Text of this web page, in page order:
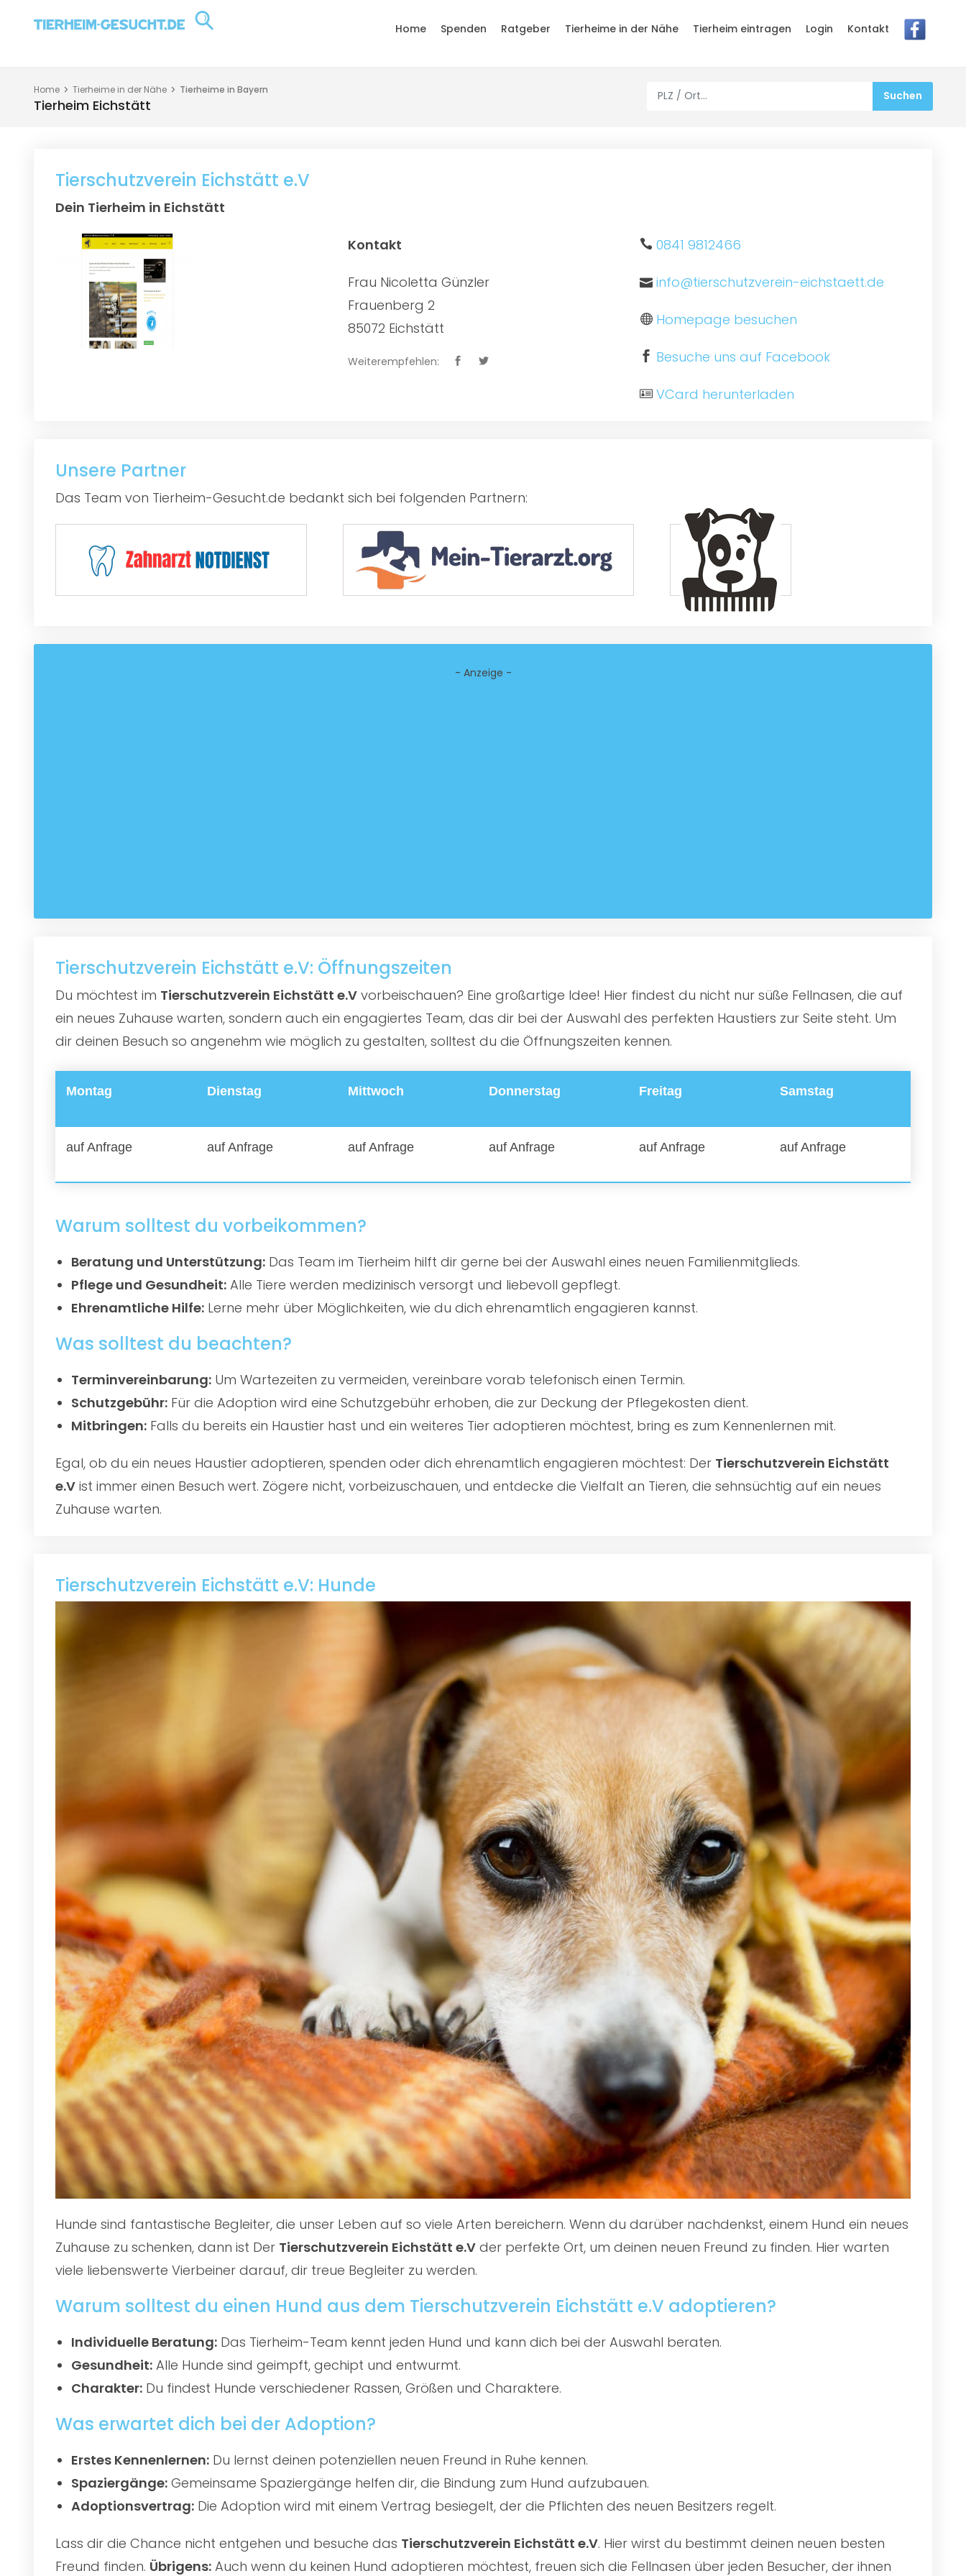
Home Spenden Ratgeber Tierheime in der Nähe Tierheim eintragen Login Kontakt
Home Tierheime in der Nähe Tierheime in Bayern
Tierheim Eichstätt
Tierschutzverein Eichstätt e.V
Dein Tierheim in Eichstätt
Kontakt
Frau Nicoletta Günzler
Frauenberg 2
85072 Eichstätt
Weiterempfehlen:
0841 9812466
info@tierschutzverein-eichstaett.de
Homepage besuchen
Besuche uns auf Facebook
VCard herunterladen
Unsere Partner
Das Team von Tierheim-Gesucht.de bedankt sich bei folgenden Partnern:
- Anzeige -
Tierschutzverein Eichstätt e.V: Öffnungszeiten
Du möchtest im Tierschutzverein Eichstätt e.V vorbeischauen? Eine großartige Idee! Hier findest du nicht nur süße Fellnasen, die auf
ein neues Zuhause warten, sondern auch ein engagiertes Team, das dir bei der Auswahl des perfekten Haustiers zur Seite steht. Um
dir deinen Besuch so angenehm wie möglich zu gestalten, solltest du die Öffnungszeiten kennen.
Montag Dienstag Mittwoch Donnerstag Freitag Samstag
auf Anfrage auf Anfrage auf Anfrage auf Anfrage auf Anfrage auf Anfrage
Warum solltest du vorbeikommen?
Beratung und Unterstützung: Das Team im Tierheim hilft dir gerne bei der Auswahl eines neuen Familienmitglieds.
Pflege und Gesundheit: Alle Tiere werden medizinisch versorgt und liebevoll gepflegt.
Ehrenamtliche Hilfe: Lerne mehr über Möglichkeiten, wie du dich ehrenamtlich engagieren kannst.
Was solltest du beachten?
Terminvereinbarung: Um Wartezeiten zu vermeiden, vereinbare vorab telefonisch einen Termin.
Schutzgebühr: Für die Adoption wird eine Schutzgebühr erhoben, die zur Deckung der Pflegekosten dient.
Mitbringen: Falls du bereits ein Haustier hast und ein weiteres Tier adoptieren möchtest, bring es zum Kennenlernen mit.
Egal, ob du ein neues Haustier adoptieren, spenden oder dich ehrenamtlich engagieren möchtest: Der Tierschutzverein Eichstätt
e.V ist immer einen Besuch wert. Zögere nicht, vorbeizuschauen, und entdecke die Vielfalt an Tieren, die sehnsüchtig auf ein neues
Zuhause warten.
Tierschutzverein Eichstätt e.V: Hunde
Hunde sind fantastische Begleiter, die unser Leben auf so viele Arten bereichern. Wenn du darüber nachdenkst, einem Hund ein neues
Zuhause zu schenken, dann ist Der Tierschutzverein Eichstätt e.V der perfekte Ort, um deinen neuen Freund zu finden. Hier warten
viele liebenswerte Vierbeiner darauf, dir treue Begleiter zu werden.
Warum solltest du einen Hund aus dem Tierschutzverein Eichstätt e.V adoptieren?
Individuelle Beratung: Das Tierheim-Team kennt jeden Hund und kann dich bei der Auswahl beraten.
Gesundheit: Alle Hunde sind geimpft, gechipt und entwurmt.
Charakter: Du findest Hunde verschiedener Rassen, Größen und Charaktere.
Was erwartet dich bei der Adoption?
Erstes Kennenlernen: Du lernst deinen potenziellen neuen Freund in Ruhe kennen.
Spaziergänge: Gemeinsame Spaziergänge helfen dir, die Bindung zum Hund aufzubauen.
Adoptionsvertrag: Die Adoption wird mit einem Vertrag besiegelt, der die Pflichten des neuen Besitzers regelt.
Lass dir die Chance nicht entgehen und besuche das Tierschutzverein Eichstätt e.V. Hier wirst du bestimmt deinen neuen besten
Freund finden. Übrigens: Auch wenn du keinen Hund adoptieren möchtest, freuen sich die Fellnasen über jeden Besucher, der ihnen